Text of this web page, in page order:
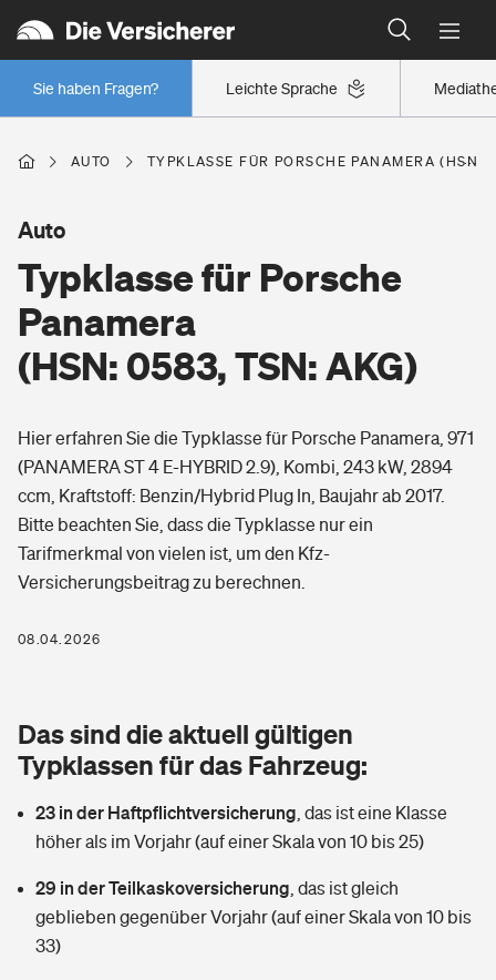
Leichte Sprache
Sie haben Fragen?
Wer versichert was: Jetzt Versicherer finden
Regionalklassen: So ist Ihre Region eingestuft
Wer versichert was: Jetzt Versicherer finden
Berufsunfähigkeitsversicherung
Arbeitsrechtsschutz
Berufshaftpflichtversicherung
Zur Übersicht
Rentenrechner: Wie viel Geld bekomme ich im Alter?
Wer versichert was: Jetzt Versicherer finden
Sie haben Fragen?
Wohnen
Wohngebäudeversicherung
Hausratversicherung
Elementarversicherung
Photovoltaik
Vermieterrrechtsschutz
Mietkautionsversicherung
Restkreditversicherung
Zur Übersicht
Pri­vate Haft­pflicht­
Rechts­schutz­ver­si­che­rung
Fahrradversicherung
Unfallversicherung
Kinderinvalidität
Reiseversicherung
Gesundheit
Private Krankenversicherung
Tierkrankenversicherung
Wer versichert was: Jetzt Versicherer finden
AUTO TYPKLASSE FÜR PORSCHE PANAMERA (HSN:
Typklasse für Porsche
Panamera
(HSN: 0583, TSN: AKG)
Auto
Hier erfahren Sie die Typklasse für Porsche Panamera, 971
(PANAMERA ST 4 E-HYBRID 2.9), Kombi, 243 kW, 2894
ccm, Kraftstoff: Benzin/Hybrid Plug In, Baujahr ab 2017.
Bitte beachten Sie, dass die Typklasse nur ein
Tarifmerkmal von vielen ist, um den Kfz-
Versicherungsbeitrag zu berechnen.
08.04.2026
Das sind die aktuell gültigen
Typklassen für das Fahrzeug:
23 in der Haftpflichtversicherung das ist eine Klasse
höher als im Vorjahr (auf einer Skala von 10 bis 25)
29 in der Teilkaskoversicherung das ist gleich
geblieben gegenüber Vorjahr (auf einer Skala von 10 bis
33)